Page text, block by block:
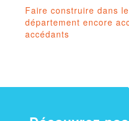
Faire construire dans
département encore
accédants